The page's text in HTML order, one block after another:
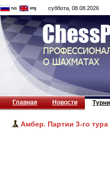
суббота, 08.08.2026
Главная Новости
Амбер. Партии 3-го тура